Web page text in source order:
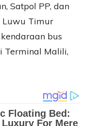
Satpol PP, dan
Luwu Timur
bus
Terminal Malili,